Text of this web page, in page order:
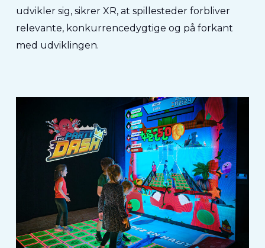
udvikler sig, sikrer XR, at spillesteder forbliver
relevante, konkurrencedygtige og på forkant
med udviklingen.